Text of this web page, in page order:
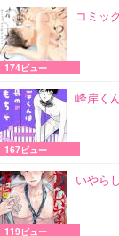
コミッ
174ビュー
峰岸く
167ビュー
いやら
119ビュー